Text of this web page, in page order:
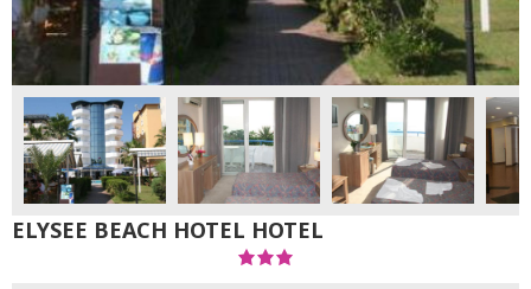
ELYSEE BEACH HOTEL HOTEL